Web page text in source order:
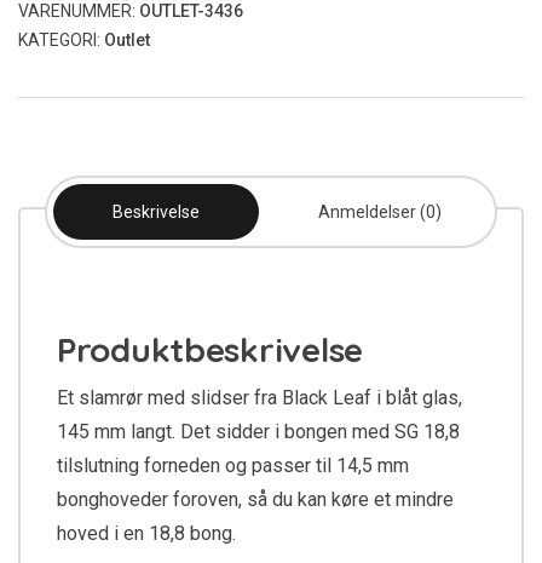
(Udgået)
antal
VARENUMMER: OUTLET-3436
KATEGORI: Outlet
Beskrivelse Anmeldelser (0)
Produktbeskrivelse
Et slamrør med slidser fra Black Leaf i blåt glas,
145 mm langt. Det sidder i bongen med SG 18,8
tilslutning forneden og passer til 14,5 mm
bonghoveder foroven, så du kan køre et mindre
hoved i en 18,8 bong.